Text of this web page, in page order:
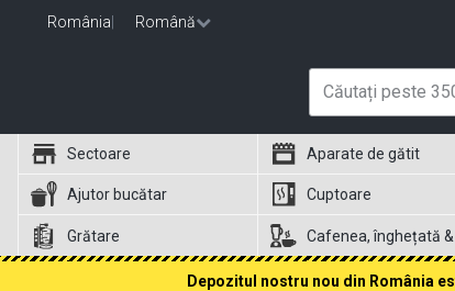
România Română
Sectoare Aparate de gătit
Ajutor bucătar Cuptoare
Grătare
Depozitul nostru nou din România